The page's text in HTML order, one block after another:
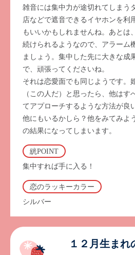
雑音には集中力が途切れてしまう
店などで遮音できるイヤホンを利
もいいかもしれませんね。あとは
続けられるようなので、アラーム
ましょう。集中した先に大きな成
で、頑張ってくださいね。
それは恋愛面でも同じようです。
（この人だ）と思ったら、他はす
てアプローチするような方法が良
他にもいるかしら？他をみてみよ
の結果になってしまいます。
絖POINT
集中すれば手に入る！
恋のラッキーカラー
シルバー
１２月生まれ